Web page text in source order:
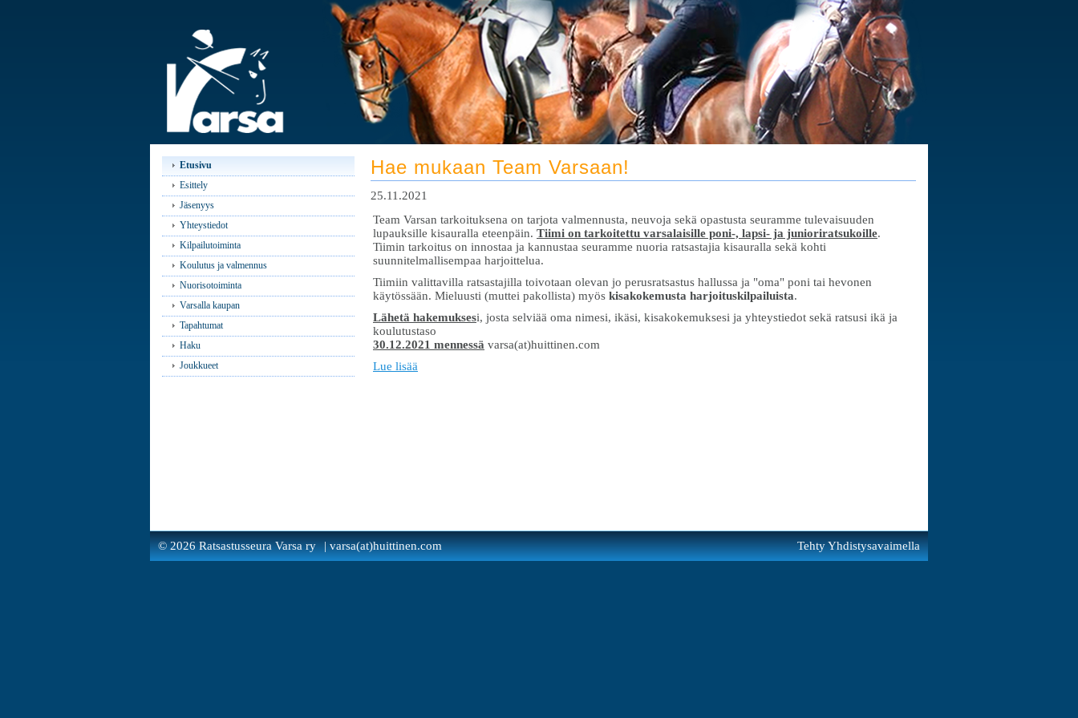
Hae mukaan Team Varsaan!
25.11.2021
Team Varsan tarkoituksena on tarjota valmennusta, neuvoja sekä opastusta seuramme tulevaisuuden
lupauksille kisauralla eteenpäin. Tiimi on tarkoitettu varsalaisille poni-, lapsi- ja junioriratsukoille.
Tiimin tarkoitus on innostaa ja kannustaa seuramme nuoria ratsastajia kisauralla sekä kohti
suunnitelmallisempaa harjoittelua.
Tiimiin valittavilla ratsastajilla toivotaan olevan jo perusratsastus hallussa ja "oma" poni tai hevonen
käytössään. Mieluusti (muttei pakollista) myös kisakokemusta harjoituskilpailuista.
Lähetä hakemuksesi, josta selviää oma nimesi, ikäsi, kisakokemuksesi ja yhteystiedot sekä ratsusi ikä ja
koulutustaso
30.12.2021 mennessä varsa(at)huittinen.com
Lue lisää
Etusivu
Esittely
Jäsenyys
Yhteystiedot
Kilpailutoiminta
Koulutus ja valmennus
Nuorisotoiminta
Varsalla kaupan
Tapahtumat
Haku
Joukkueet
Tehty Yhdistysavaimella
©2026 Ratsastusseura Varsa ry | varsa(at)huittinen.com